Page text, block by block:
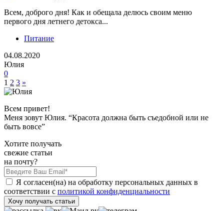
Всем, доброго дня! Как и обещала делюсь своим меню
первого дня летнего детокса...
Питание
04.08.2020
Юлия
0
1 2 3 »
Всем привет!
Меня зовут Юлия. “Красота должна быть съедобной или не
быть вовсе”
Хотите получать
свежие статьи
на почту?
Я согласен(на) на обработку персональных данных в
соответствии с политикой конфиденциальности
Хочу получать статьи